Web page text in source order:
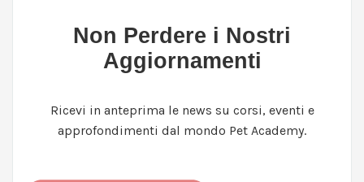
Non Perdere i Nostri
Aggiornamenti
Ricevi in anteprima le news su corsi, eventi e
approfondimenti dal mondo Pet Academy.